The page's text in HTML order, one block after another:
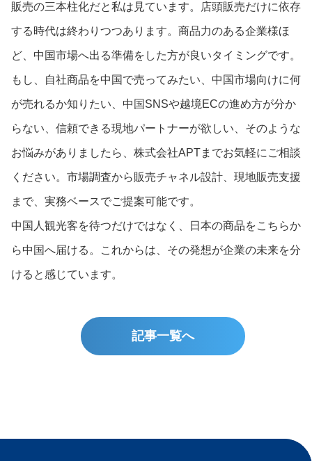
販売の三本柱化だと私は見ています。店頭販売だけに依存
する時代は終わりつつあります。商品力のある企業様ほ
ど、中国市場へ出る準備をした方が良いタイミングです。
もし、自社商品を中国で売ってみたい、中国市場向けに何
が売れるか知りたい、中国SNSや越境ECの進め方が分か
らない、信頼できる現地パートナーが欲しい、そのような
お悩みがありましたら、株式会社APTまでお気軽にご相談
ください。市場調査から販売チャネル設計、現地販売支援
まで、実務ベースでご提案可能です。
中国人観光客を待つだけではなく、日本の商品をこちらか
ら中国へ届ける。これからは、その発想が企業の未来を分
けると感じています。
記事一覧へ